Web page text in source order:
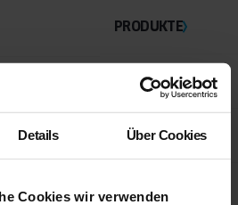
Details Über Cookies
Cookies wir verwenden
PRODUKTE
BLOG
FÖRDERMITTEL
UNTERNEHMEN